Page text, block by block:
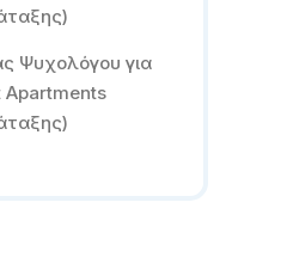
Ψυχολόγου για
Apartments